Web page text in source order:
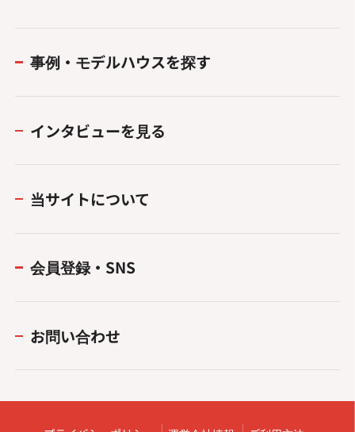
事例・モデルハウスを探す
インタビューを見る
当サイトについて
会員登録・SNS
お問い合わせ